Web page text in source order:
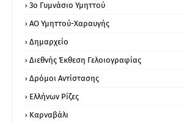
3ο Γυμνάσιο Υμηττού
ΑΟ Υμηττού-Χαραυγής
Δημαρχείο
Διεθνής Έκθεση Γελοιογραφίας
Δρόμοι Αντίστασης
Ελλήνων Ρίζες
Καρναβάλι